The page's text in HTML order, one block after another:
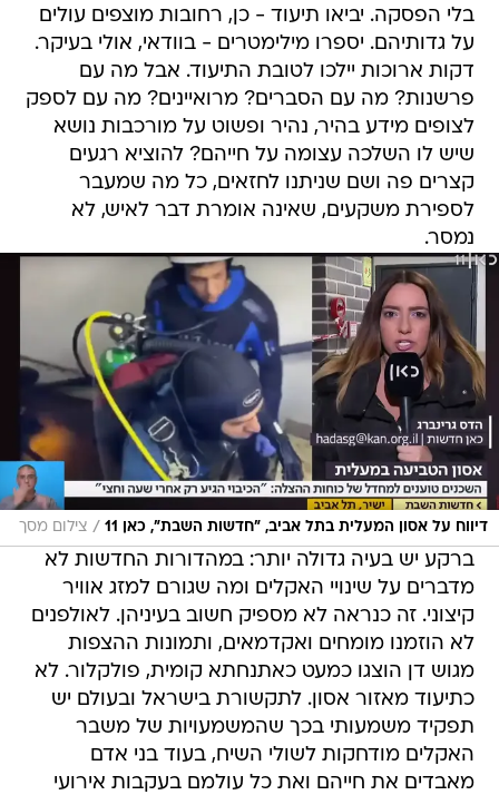
בלי הפסקה. יביאו תיעוד - כן, רחובות מוצפים עולים
על גדותיהם. יספרו מילימטרים - בוודאי, אולי בעיקר.
דקות ארוכות יילכו לטובת התיעוד. אבל מה עם
פרשנות? מה עם הסברים? מרואיינים? מה עם לספק
לצופים מידע בהיר, נהיר ופשוט על מורכבות נושא
שיש לו השלכה עצומה על חייהם? להוציא רגעים
קצרים פה ושם שניתנו לחזאים, כל מה שמעבר
לספירת משקעים, שאינה אומרת דבר לאיש, לא
נמסר.
דיווח על אסון המעלית בתל אביב, "חדשות השבת", כאן 11 / צילום מסך
ברקע יש בעיה גדולה יותר: במהדורות החדשות לא
מדברים על שינויי האקלים ומה שגורם למזג אוויר
קיצוני. זה כנראה לא מספיק חשוב בעיניהן. לאולפנים
לא הוזמנו מומחים ואקדמאים, ותמונות ההצפות
מגוש דן הוצגו כמעט כאתנחתא קומית, פולקלור. לא
כתיעוד מאזור אסון. לתקשורת בישראל ובעולם יש
תפקיד משמעותי בכך שהמשמעויות של משבר
האקלים מודחקות לשולי השיח, בעוד בני אדם
מאבדים את חייהם ואת כל עולמם בעקבות אירועי